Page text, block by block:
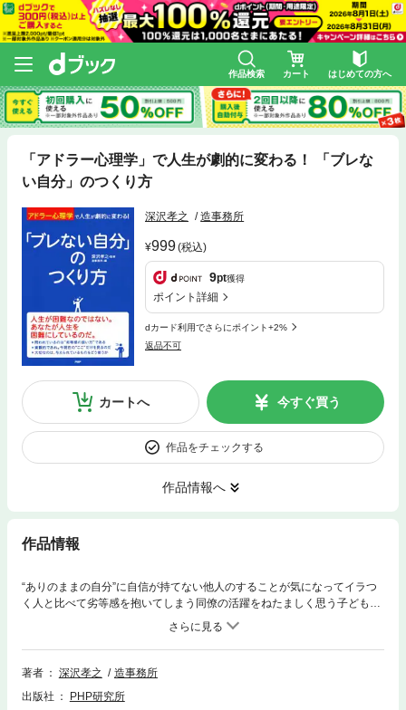
作品検索 カート はじめての方へ
「アドラー心理学」で人生が劇的に変わる！ 「ブレな
い自分」のつくり方
深沢孝之 造事務所
999(税込)
9pt獲得
ポイント詳細
dカード利用でさらにポイント+2%
返品不可
カートへ 今すぐ買う
作品をチェックする
作品情報へ
作品情報
“ありのままの自分”に自信が持てない他人のすることが気になってイラつ
く人と比べて劣等感を抱いてしまう同僚の活躍をねたましく思う子どもが
言うことをきかない自分は孤独なのではないかと思う自分にとっての幸せ
がわからない……人生に悩みはつきもの。しかし、ただ悶々と悩み続けて
いるだけでは、「悩みを課題から逃げる言い訳に使っているに過ぎない」
とアドラー心理学ではとらえます。では、いまある悩みからいかに抜け出
いるのは“劣等感の扱い方”である。楽観的であれ。今現在の“ここ”だけを見
著者 深沢孝之
造事務所
出版社
PHP研究所